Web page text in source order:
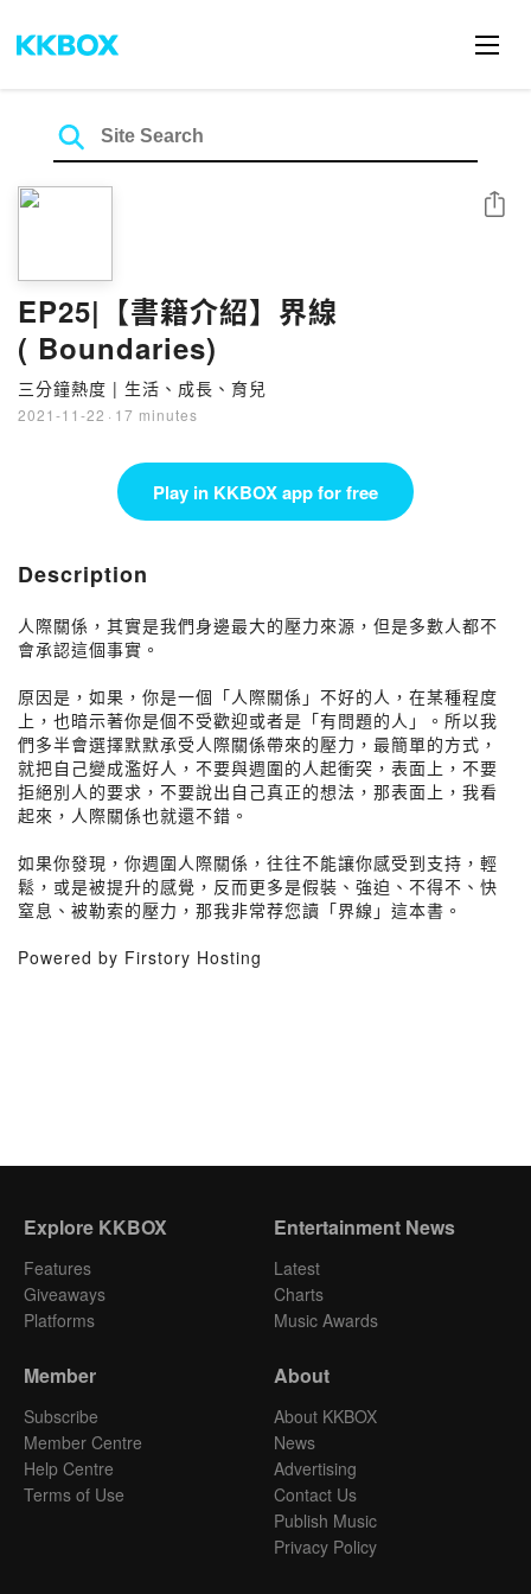
EP25|【書籍介紹】界線
( Boundaries)
三分鐘熱度 | 生活、成長、育兒
2021-11-22 · 17 minutes
Share
Play in KKBOX app for free
Description
人際關係，其實是我們身邊最大的壓力來源，但是多數人都不
會承認這個事實。
原因是，如果，你是一個「人際關係」不好的人，在某種程度
上，也暗示著你是個不受歡迎或者是「有問題的人」。所以我
們多半會選擇默默承受人際關係帶來的壓力，最簡單的方式，
就把自己變成濫好人，不要與週圍的人起衝突，表面上，不要
拒絕別人的要求，不要說出自己真正的想法，那表面上，我看
起來，人際關係也就還不錯。
如果你發現，你週圍人際關係，往往不能讓你感受到支持，輕
鬆，或是被提升的感覺，反而更多是假裝、強迫、不得不、快
窒息、被勒索的壓力，那我非常荐您讀「界線」這本書。
Powered by Firstory Hosting
Explore KKBOX
Features
Giveaways
Platforms
Entertainment News
Latest
Charts
Music Awards
Member
Subscribe
Member Centre
Help Centre
Terms of Use
About
About KKBOX
News
Advertising
Contact Us
Publish Music
Privacy Policy